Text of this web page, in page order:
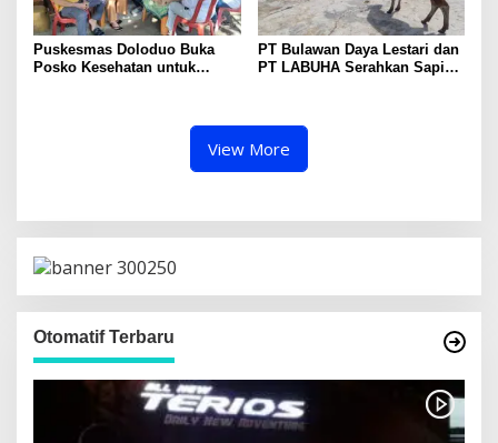
Puskesmas Doloduo Buka
Posko Kesehatan untuk
PT Bulawan Daya Lestari dan
PT LABUHA Serahkan Sapi
View More
Otomatif Terbaru